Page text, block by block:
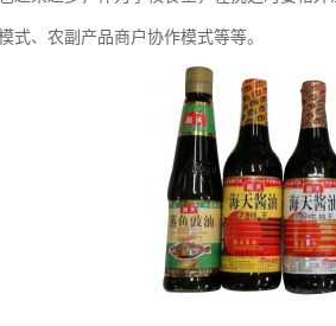
式、农副产品商户协作模式等等。